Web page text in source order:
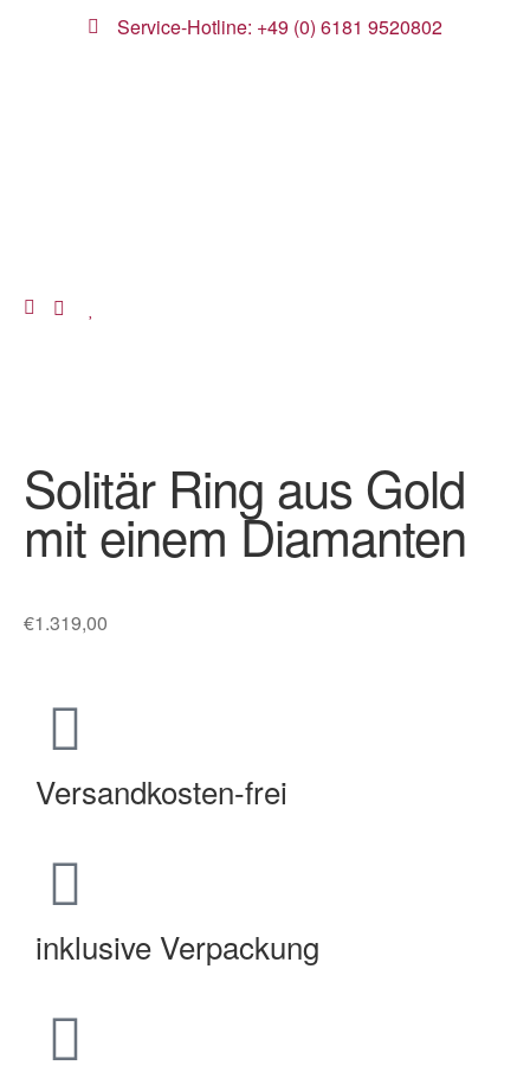
Service-Hotline: +49 (0) 6181 9520802
Solitär Ring aus Gold
mit einem Diamanten
€1.319,00
Versandkosten-frei
inklusive Verpackung